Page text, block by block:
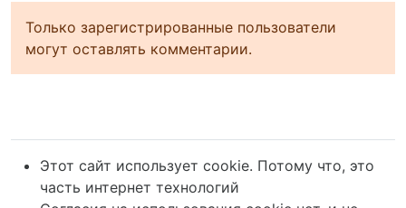
Только зарегистрированные пользователи
могут оставлять комментарии.
Этот сайт использует cookie. Потому что, это
часть интернет технологий